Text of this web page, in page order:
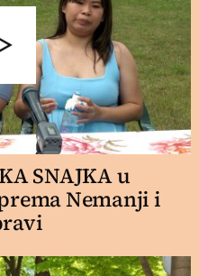
SNAJKA u
Nemanji i